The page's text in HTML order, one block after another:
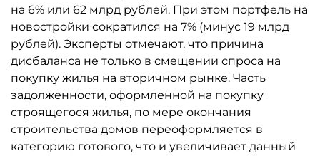
на 6% или 62 млрд рублей. При этом портфель на
новостройки сократился на 7% (минус 19 млрд
рублей). Эксперты отмечают, что причина
дисбаланса не только в смещении спроса на
покупку жилья на вторичном рынке. Часть
задолженности, оформленной на покупку
строящегося жилья, по мере окончания
строительства домов переоформляется в
категорию готового, что и увеличивает данный